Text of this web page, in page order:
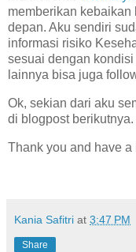
memberikan
depan. Aku sendiri
informasi risiko
sesuai dengan
lainnya bisa juga
Ok, sekian dari aku
di blogpost berikutnya.
Thank you and have a
Kania Safitri at 3:47 PM
Share